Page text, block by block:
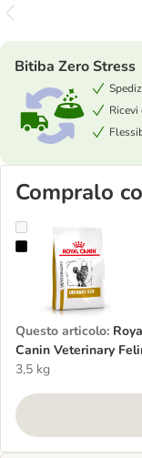
Bitiba Zero Stress
Compralo
Royal Canin
Questo articolo:
Canin Veterinary
Urinary S/O
3,5 kg